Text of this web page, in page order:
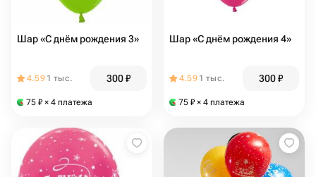
Шар «С днём рождения 3»
4.59 1 тыс. 300₽
75 ₽ × 4 платежа
Шар «С днём рождения 4»
4.59 1 тыс. 300₽
75 ₽ × 4 платежа